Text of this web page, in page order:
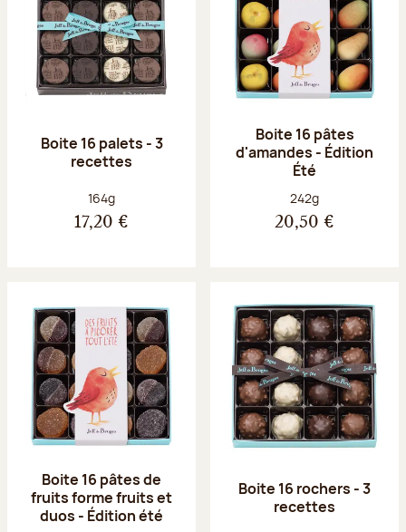
Boite 16 palets - 3
recettes
Poids net :
164g
17,20 €
Boite 16 pâtes
d'amandes - Édition
Été
Poids net :
242g
20,50 €
Boite 16 pâtes de
fruits forme fruits et
duos - Édition été
Boite 16 rochers - 3
recettes